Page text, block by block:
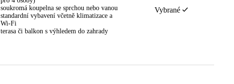
soukromá koupelna se sprchou nebo vanou
standardní vybavení včetně klimatizace a
Wi-Fi
terasa či balkon s výhledem do zahrady
Vybrané